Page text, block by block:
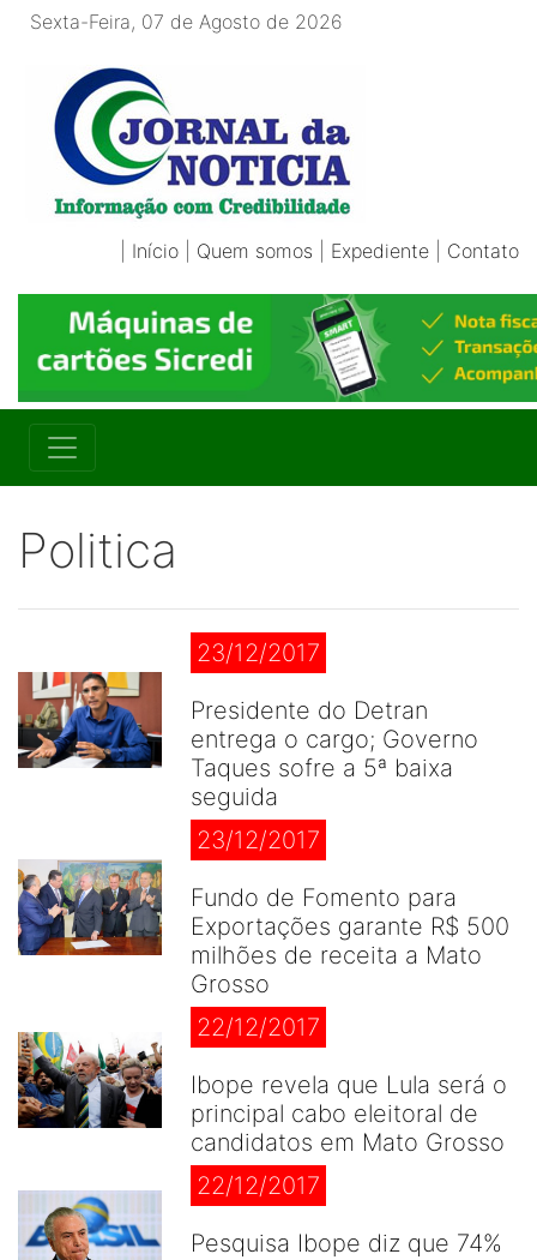
Sexta-Feira, 07 de Agosto de 2026
Início Quem somos Expediente Contato
Politica
23/12/2017
Presidente do Detran
entrega o cargo; Governo
Taques sofre a 5ª baixa
seguida
23/12/2017
Fundo de Fomento para
Exportações garante R$ 500
milhões de receita a Mato
Grosso
22/12/2017
Ibope revela que Lula será o
principal cabo eleitoral de
candidatos em Mato Grosso
22/12/2017
Pesquisa Ibope diz que 74%